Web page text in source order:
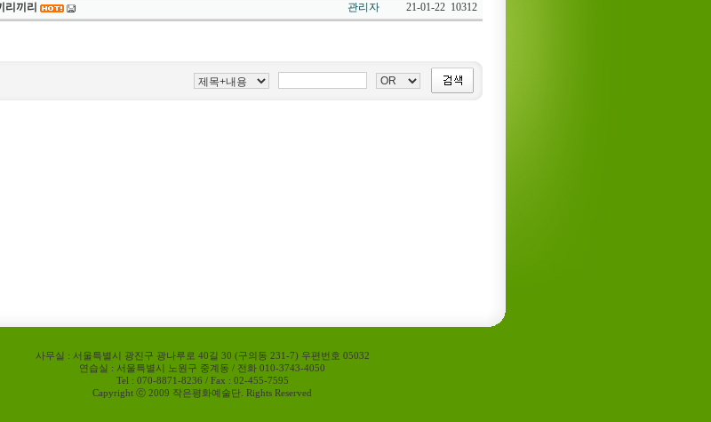
리끼리
관리자 21-01-22 10312
사무실 : 서울특별시 광진구 광나루로 40길 30 (구의동 231-7) 우편번호 05032
연습실 : 서울특별시 노원구 중계동 / 전화 010-3743-4050
Tel : 070-8871-8236 / Fax : 02-455-7595
Capyright ⓒ 2009 작은평화예술단. Rights Reserved